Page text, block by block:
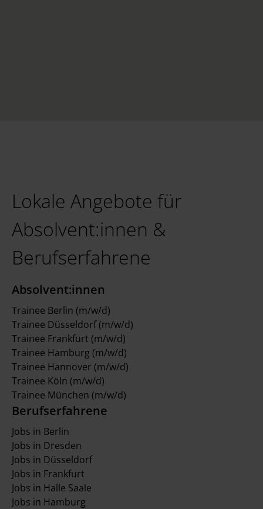
Lokale Angebote für
Absolvent:innen &
Berufserfahrene
Absolvent:innen
Trainee Berlin (m/w/d)
Trainee Düsseldorf (m/w/d)
Trainee Frankfurt (m/w/d)
Trainee Hamburg (m/w/d)
Trainee Hannover (m/w/d)
Trainee Köln (m/w/d)
Trainee München (m/w/d)
Berufserfahrene
Jobs in Berlin
Jobs in Dresden
Jobs in Düsseldorf
Jobs in Frankfurt
Jobs in Halle Saale
Jobs in Hamburg